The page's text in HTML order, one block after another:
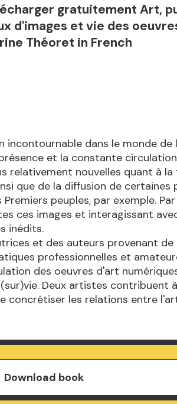
gratuitement Art,
d'images et vie des
Théoret in French
incontournable dans le monde de
et la constante
relativement nouvelles quant à
que de la diffusion de certaines
peuples, par exemple.
ces images et interagissant
inédits.
et des auteurs provenant de
professionnelles et
des oeuvres d'art
Deux artistes contribuent
concrétiser les relations entre
Download book